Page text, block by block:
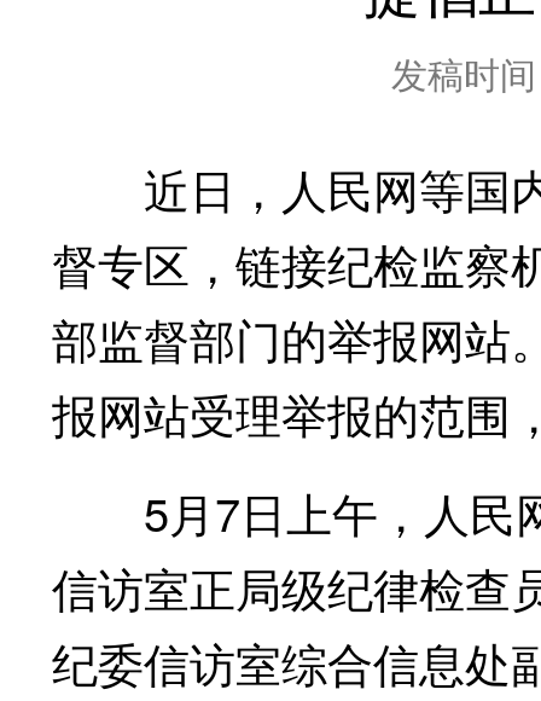
发稿时
近日，人民网等国
督专区，链接纪检监察
部监督部门的举报网站
报网站受理举报的范围
5月7日上午，人民
信访室正局级纪律检查
纪委信访室综合信息处